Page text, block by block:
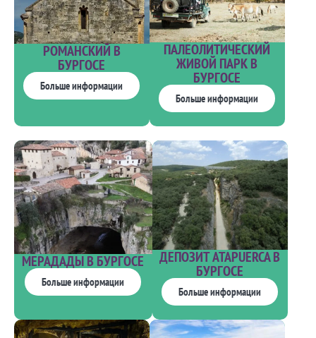
РОМАНСКИЙ В
БУРГОСЕ
Больше информации
ПАЛЕОЛИТИЧЕСКИЙ
ЖИВОЙ ПАРК В
БУРГОСЕ
Больше информации
МЕРАДАДЫ В БУРГОСЕ
Больше информации
ДЕПОЗИТ ATAPUERCA В
БУРГОСЕ
Больше информации